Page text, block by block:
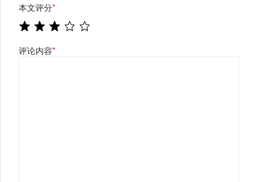
本文评分*
评论内容*